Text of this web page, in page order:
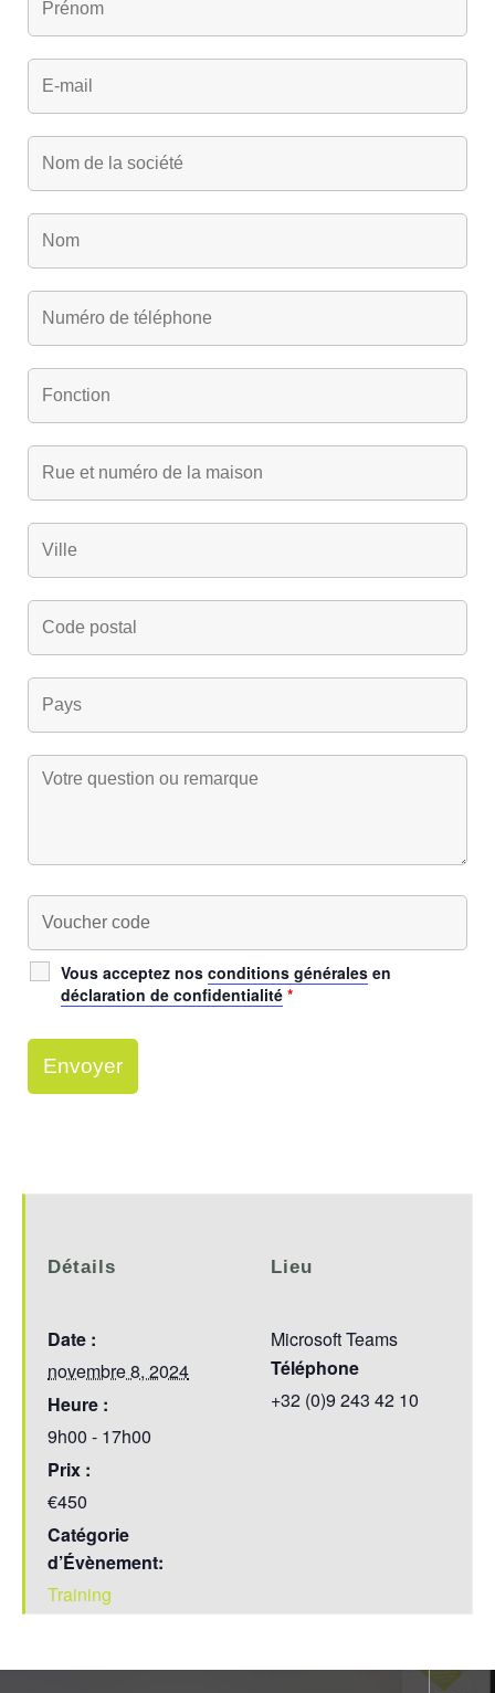
Vous acceptez nos conditions générales en
déclaration de confidentialité *
Détails
Date :
novembre 8, 2024
Heure :
9h00 - 17h00
Prix :
€450
Catégorie
d’Évènement:
Training
Lieu
Microsoft Teams
Téléphone
+32 (0)9 243 42 10